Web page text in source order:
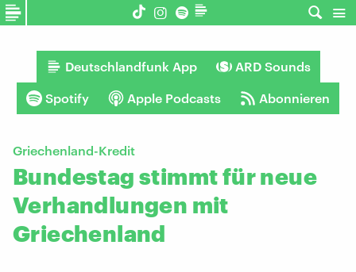
Deutschlandfunk App ARD Sounds
Spotify Apple Podcasts Abonnieren
Griechenland-Kredit
Bundestag stimmt für neue
Verhandlungen mit
Griechenland